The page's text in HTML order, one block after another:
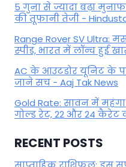
5 गुना से ज्यादा बढ़ा
की तूफानी तेजी -
Range Rover SV Ultra:
स्पीड, भारत में लॉन्च हुई
AC के आउटडोर यूनिट के
जाने सच - Aaj Tak News
Gold Rate: सावन में
गोल्ड रेट, 22 और 24 कैरेट
RECENT POSTS